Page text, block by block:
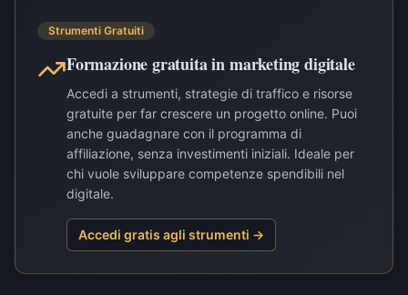
Strumenti Gratuiti
Formazione gratuita in marketing digitale
Accedi a strumenti, strategie di traffico e risorse
gratuite per far crescere un progetto online. Puoi
anche guadagnare con il programma di
affiliazione, senza investimenti iniziali. Ideale per
chi vuole sviluppare competenze spendibili nel
digitale.
Accedi gratis agli strumenti →